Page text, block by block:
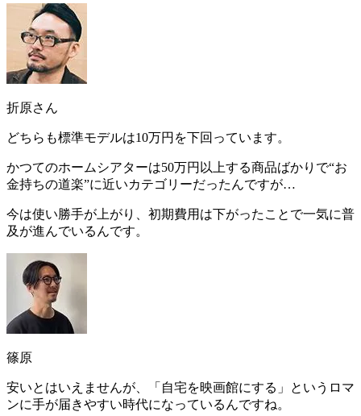
折原さん
どちらも標準モデルは10万円を下回っています。
かつてのホームシアターは50万円以上する商品ばかりで“お
金持ちの道楽”に近いカテゴリーだったんですが…
今は使い勝手が上がり、初期費用は下がったことで一気に普
及が進んでいるんです。
篠原
安いとはいえませんが、「自宅を映画館にする」というロマ
ンに手が届きやすい時代になっているんですね。